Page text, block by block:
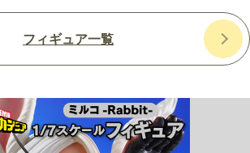
フィギュア一覧